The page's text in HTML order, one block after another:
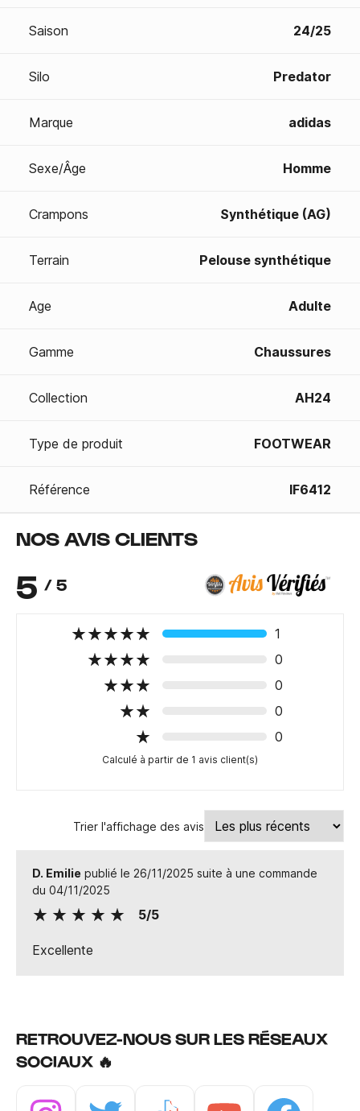
Saison 24/25
Silo Predator
Marque adidas
Sexe/Âge Homme
Crampons Synthétique (AG)
Terrain Pelouse synthétique
Age Adulte
Gamme Chaussures
Collection AH24
Type de produit FOOTWEAR
Référence IF6412
NOS AVIS CLIENTS
5 / 5
1
0
0
0
0
Calculé à partir de 1 avis client(s)
Trier l'affichage des avis
D. Emilie publié le 26/11/2025 suite à une commande
du 04/11/2025
5/5
Excellente
RETROUVEZ-NOUS SUR LES RÉSEAUX
SOCIAUX 🔥